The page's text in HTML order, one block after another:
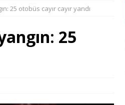
25 otobüs cayır cayır yandı
25